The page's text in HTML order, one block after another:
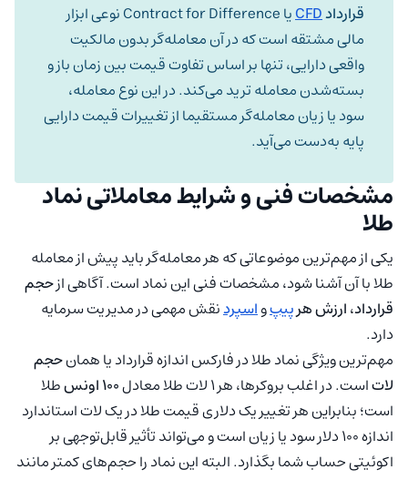
قراردادCFD
یا Contract for Difference نوعی ابزار
مالی مشتقه است که در آن معامله‌گر بدون مالکیت
واقعی دارایی، تنها بر اساس تفاوت قیمت بین زمان باز و
بسته‌شدن معامله ترید می‌کند. در این نوع معامله،
سود یا زیان معامله‌گر مستقیما از تغییرات قیمت دارایی
پایه به‌دست می‌آید.
مشخصات فنی و شرایط معاملاتی نماد
طلا
یکی از مهم‌ترین موضوعاتی که هر معامله‌گر باید پیش از معامله
طلا با آن آشنا شود، مشخصات فنی این نماد است. آگاهی ازحجم
قرارداد، ارزش هرپیپواسپردنقش مهمی در مدیریت سرمایه
دارد.
مهم‌ترین ویژگی نماد طلا در فارکس اندازه قرارداد یا همانحجم
لاتاست. در اغلب بروکرها، هر 1 لات طلا معادل 100 اونس
طلا
است؛ بنابراین هر تغییر یک دلاری قیمت طلا در یک لات استاندارد
اندازه 100 دلار سود یا زیان است و می‌تواند تأثیر قابل‌توجهی بر
اکوئیتی حساب شما بگذارد. البته این نماد را حجم‌های کمتر مانند